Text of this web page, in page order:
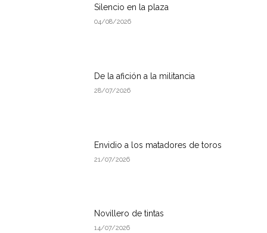
Silencio en la plaza
04/08/2026
De la afición a la militancia
28/07/2026
Envidio a los matadores de toros
21/07/2026
Novillero de tintas
14/07/2026